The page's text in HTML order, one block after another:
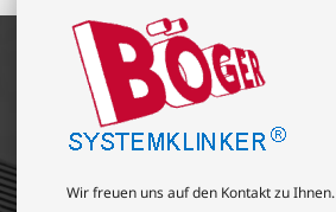
Wir freuen uns auf den Kontakt zu Ihnen.